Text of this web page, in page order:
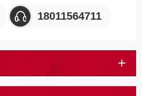
18011564711